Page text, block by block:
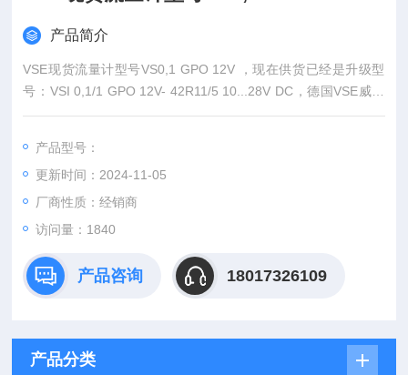
产品简介
VSE现货流量计型号VS0,1 GPO 12V ，现在供货已经是升级型
号：VSI 0,1/1 GPO 12V- 42R11/5 10...28V DC，德国VSE威仕
VS系列齿轮流量计现货,德国VSE流量计全系列产品，现货库
产品型号：
更新时间：2024-11-05
厂商性质：经销商
访问量：1840
产品咨询 18017326109
产品分类